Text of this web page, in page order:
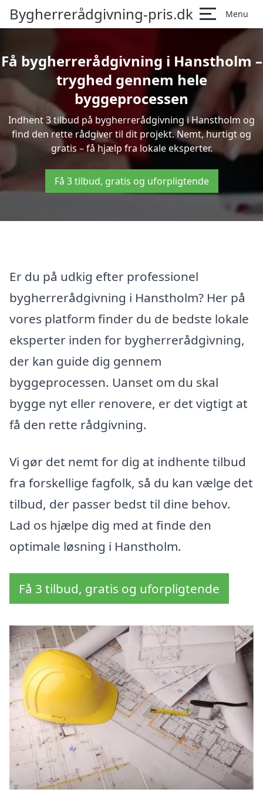
Bygherrerådgivning-pris.dk Menu
Få bygherrerådgivning i Hanstholm –
tryghed gennem hele
byggeprocessen
Indhent 3 tilbud på bygherrerådgivning i Hanstholm og
find den rette rådgiver til dit projekt. Nemt, hurtigt og
gratis – få hjælp fra lokale eksperter.
Få 3 tilbud, gratis og uforpligtende
Er du på udkig efter professionel
bygherrerådgivning i Hanstholm? Her på
vores platform finder du de bedste lokale
eksperter inden for bygherrerådgivning,
der kan guide dig gennem
byggeprocessen. Uanset om du skal
bygge nyt eller renovere, er det vigtigt at
få den rette rådgivning.
Vi gør det nemt for dig at indhente tilbud
fra forskellige fagfolk, så du kan vælge det
tilbud, der passer bedst til dine behov.
Lad os hjælpe dig med at finde den
optimale løsning i Hanstholm.
Få 3 tilbud, gratis og uforpligtende